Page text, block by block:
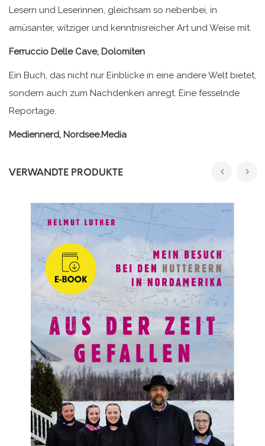
Lesern und Leserinnen, gleichsam so nebenbei, in
amüsanter, witziger und kenntnisreicher Art und Weise mit.
Ferruccio Delle Cave, Dolomiten
Ein Buch, das nicht nur Einblicke in eine andere Welt bietet,
sondern auch zum Nachdenken anregt. Eine fesselnde
Reportage.
Mediennerd, Nordsee.Media
VERWANDTE PRODUKTE